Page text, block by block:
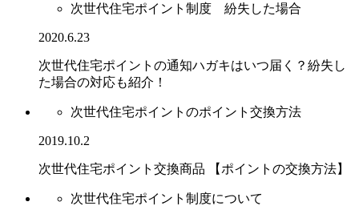
次世代住宅ポイント制度 紛失した場合
2020.6.23
次世代住宅ポイントの通知ハガキはいつ届く？紛失し
た場合の対応も紹介！
次世代住宅ポイントのポイント交換方法
2019.10.2
次世代住宅ポイント交換商品 【ポイントの交換方法】
次世代住宅ポイント制度について